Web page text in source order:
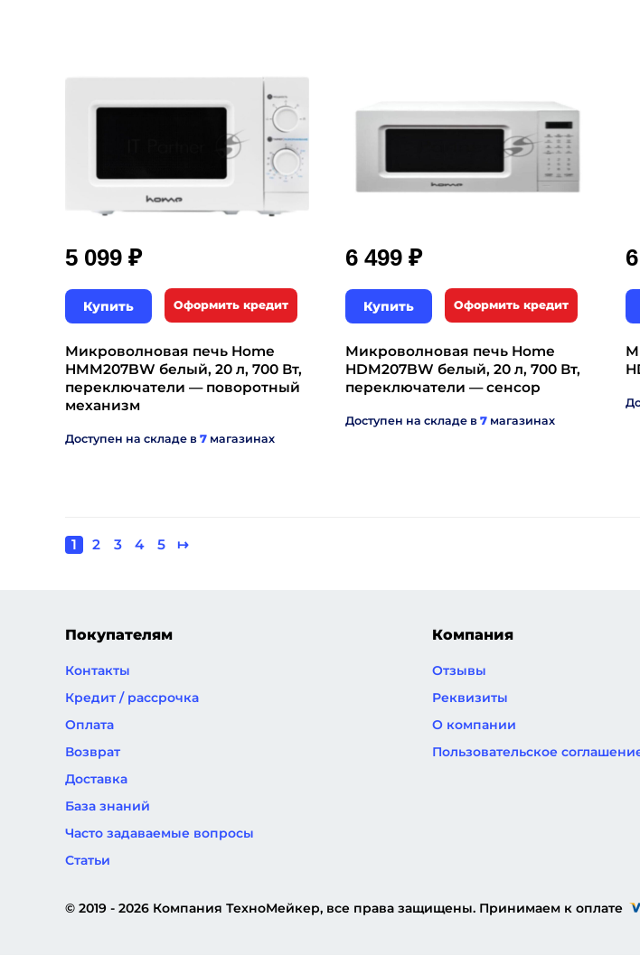
5 099 ₽
Купить Оформить кредит
Микроволновая печь Home
HMM207BW белый, 20 л, 700 Вт,
переключатели — поворотный
механизм
Доступен на складе в 7 магазинах
6 499 ₽
Купить Оформить кредит
Микроволновая печь Home
HDM207BW белый, 20 л, 700 Вт,
переключатели — сенсор
Доступен на складе в 7 магазинах
Нумерация
Текущая
1 Page
2 Page
3 Page
4 Page
5
Следующая
↦
Покупателям
Контакты
Кредит / рассрочка
Оплата
Возврат
Доставка
База знаний
Часто задаваемые вопросы
Статьи
Компания
Отзывы
Реквизиты
О компании
Пользовательское
© 2019 - 2026 Компания ТехноМейкер, все права защищены. Принимаем к оплате